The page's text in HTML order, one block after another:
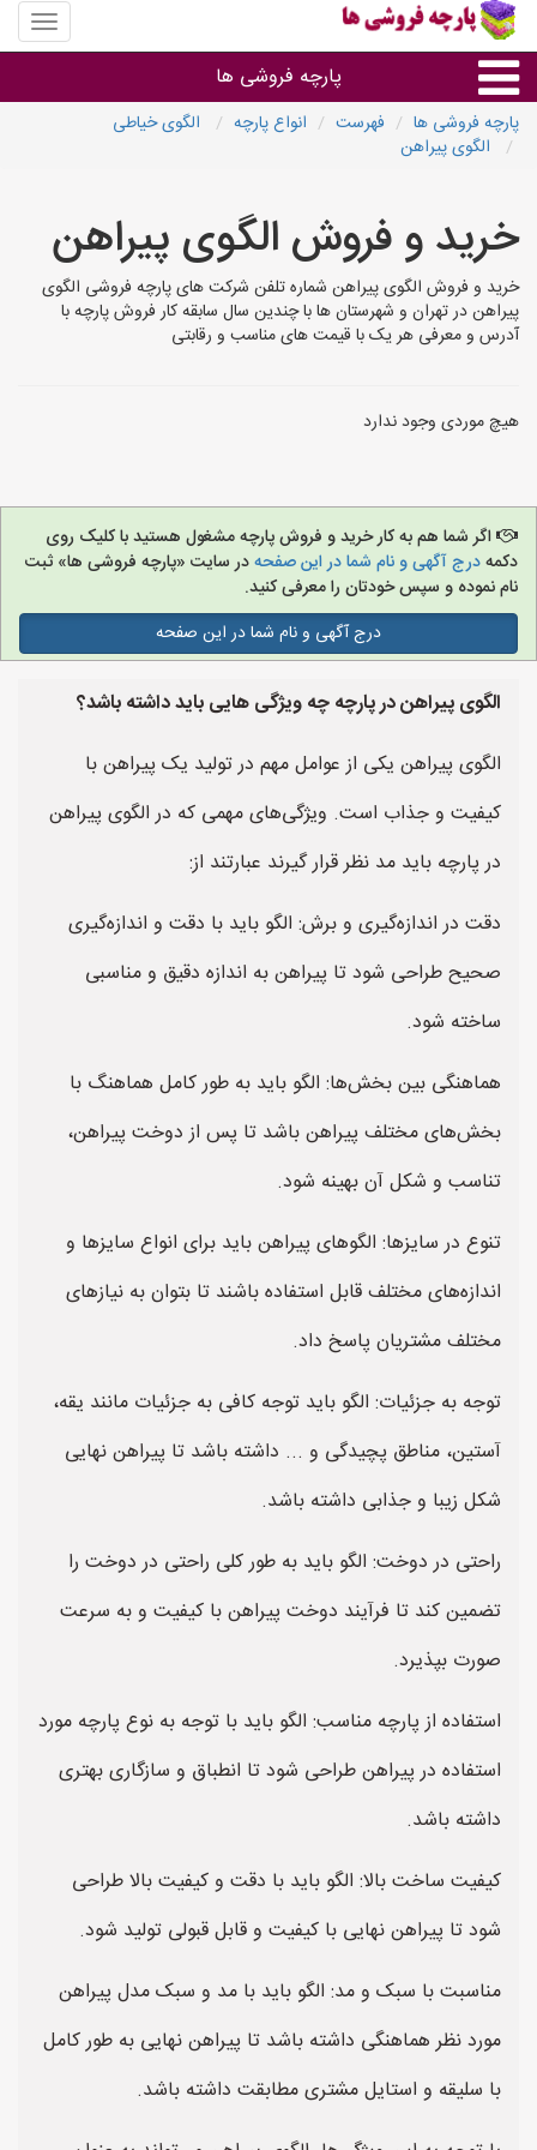
منوی
سایت
فروشی
پارچه فروشی ها
پارچه براساس رنگ طرح و کاربرد
پارچه فروشی های هر شهر
پارچه فروشی ها فهرست انواع پارچه
الگوی خیاطی
الگوی پیراهن
خرید و فروش الگوی پیراهن
خرید و فروش الگوی پیراهن شماره تلفن شرکت های پارچه فروشی الگوی
پیراهن در تهران و شهرستان ها با چندین سال سابقه کار فروش پارچه با
آدرس و معرفی هر یک با قیمت های مناسب و رقابتی
هیچ موردی وجود ندارد
اگر شما هم به کار خرید و فروش پارچه مشغول هستید با کلیک روی
دکمهدرج آگهی و نام شما در این صفحهدر سایت «پارچه فروشی ها» ثبت
نام نموده و سپس خودتان را معرفی کنید.
درج آگهی و نام شما در این صفحه
الگوی پیراهن در پارچه چه ویژگی هایی باید داشته باشد؟
الگوی پیراهن یکی از عوامل مهم در تولید یک پیراهن با
کیفیت و جذاب است. ویژگی‌های مهمی که در الگوی پیراهن
در پارچه باید مد نظر قرار گیرند عبارتند از:
دقت در اندازه‌گیری و برش: الگو باید با دقت و اندازه‌گیری
صحیح طراحی شود تا پیراهن به اندازه دقیق و مناسبی
ساخته شود.
هماهنگی بین بخش‌ها: الگو باید به طور کامل هماهنگ با
بخش‌های مختلف پیراهن باشد تا پس از دوخت پیراهن،
تناسب و شکل آن بهینه شود.
تنوع در سایزها: الگوهای پیراهن باید برای انواع سایزها و
اندازه‌های مختلف قابل استفاده باشند تا بتوان به نیازهای
مختلف مشتریان پاسخ داد.
توجه به جزئیات: الگو باید توجه کافی به جزئیات مانند یقه،
آستین، مناطق پچیدگی و ... داشته باشد تا پیراهن نهایی
شکل زیبا و جذابی داشته باشد.
راحتی در دوخت: الگو باید به طور کلی راحتی در دوخت را
تضمین کند تا فرآیند دوخت پیراهن با کیفیت و به سرعت
صورت بپذیرد.
استفاده از پارچه مناسب: الگو باید با توجه به نوع پارچه مورد
استفاده در پیراهن طراحی شود تا انطباق و سازگاری بهتری
داشته باشد.
کیفیت ساخت بالا: الگو باید با دقت و کیفیت بالا طراحی
شود تا پیراهن نهایی با کیفیت و قابل قبولی تولید شود.
مناسبت با سبک و مد: الگو باید با مد و سبک مدل پیراهن
مورد نظر هماهنگی داشته باشد تا پیراهن نهایی به طور کامل
با سلیقه و استایل مشتری مطابقت داشته باشد.